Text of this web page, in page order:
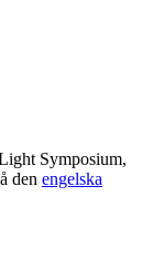
Symposium,
den engelska